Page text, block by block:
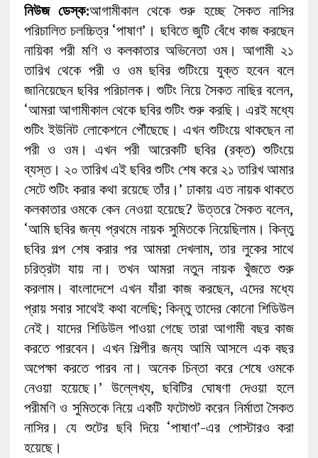
নিউজ ডেস্ক:আগামীকাল থেকে শুরু হচ্ছে সৈকত নাসির
পরিচালিত চলচ্চিত্র ‘পাষাণ’। ছবিতে জুটি বেঁধে কাজ করছেন
নায়িকা পরী মণি ও কলকাতার অভিনেতা ওম। আগামী ২১
তারিখ থেকে পরী ও ওম ছবির শুটিংয়ে যুক্ত হবেন বলে
জানিয়েছেন ছবির পরিচালক। শুটিং নিয়ে সৈকত নাছির বলেন,
‘আমরা আগামীকাল থেকে ছবির শুটিং শুরু করছি। এরই মধ্যে
শুটিং ইউনিট লোকেশনে পৌঁছেছে। এখন শুটিংয়ে থাকছেন না
পরী ও ওম। এখন পরী আরেকটি ছবির (রক্ত) শুটিংয়ে
ব্যস্ত। ২০ তারিখ এই ছবির শুটিং শেষ করে ২১ তারিখ আমার
সেটে শুটিং করার কথা রয়েছে তাঁর।’ ঢাকায় এত নায়ক থাকতে
কলকাতার ওমকে কেন নেওয়া হয়েছে? উত্তরে সৈকত বলেন,
‘আমি ছবির জন্য প্রথমে নায়ক সুমিতকে নিয়েছিলাম। কিন্তু
ছবির গল্প শেষ করার পর আমরা দেখলাম, তার লুকের সাথে
চরিত্রটা যায় না। তখন আমরা নতুন নায়ক খুঁজতে শুরু
করলাম। বাংলাদেশে এখন যাঁরা কাজ করছেন, এদের মধ্যে
প্রায় সবার সাথেই কথা বলেছি; কিন্তু তাদের কোনো শিডিউল
নেই। যাদের শিডিউল পাওয়া গেছে তারা আগামী বছর কাজ
করতে পারবেন। এখন শিল্পীর জন্য আমি আসলে এক বছর
অপেক্ষা করতে পারব না। অনেক চিন্তা করে শেষে ওমকে
নেওয়া হয়েছে।’ উল্লেখ্য, ছবিটির ঘোষণা দেওয়া হলে
পরীমণি ও সুমিতকে নিয়ে একটি ফটোশুট করেন নির্মাতা সৈকত
নাসির। যে শুটের ছবি দিয়ে ‘পাষাণ’-এর পোস্টারও করা
হয়েছে।